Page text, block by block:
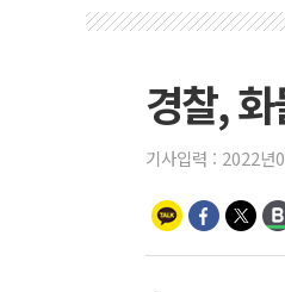
경찰,
기사입력 : 2022년